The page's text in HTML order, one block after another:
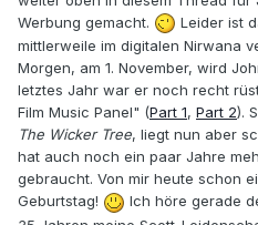
Werbung gemacht.
Leider ist
mittlerweile im digitalen Nirwana
Morgen, am 1. November, wird
letztes Jahr war er noch recht
Film Music Panel" (Part 1, Part 2).
The Wicker Tree, liegt nun aber
hat auch noch ein paar Jahre
gebraucht. Von mir heute schon
Geburtstag!
Ich höre gerade